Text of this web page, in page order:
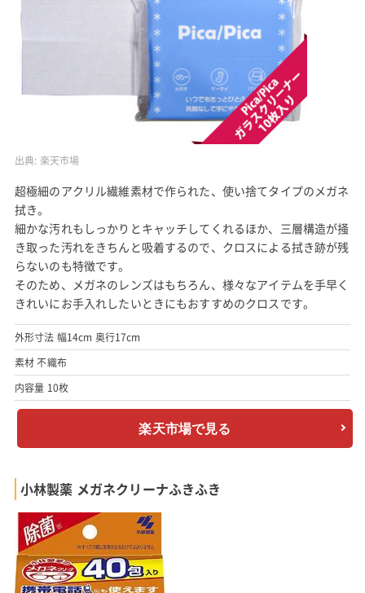
出典: 楽天市場
超極細のアクリル繊維素材で作られた、使い捨てタイプのメガネ
拭き。
細かな汚れもしっかりとキャッチしてくれるほか、三層構造が掻
き取った汚れをきちんと吸着するので、クロスによる拭き跡が残
らないのも特徴です。
そのため、メガネのレンズはもちろん、様々なアイテムを手早く
きれいにお手入れしたいときにもおすすめのクロスです。
外形寸法 幅14cm 奥行17cm
素材 不織布
内容量 10枚
楽天市場で見る
小林製薬 メガネクリーナふきふき